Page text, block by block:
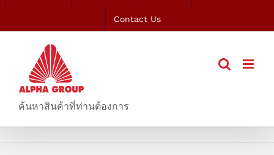
Contact Us
ค้นหาสินค้าที่ท่านต้องการ